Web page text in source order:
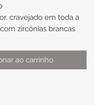
cravejado em toda a
zircônias brancas
de aproximadamente
ao carrinho